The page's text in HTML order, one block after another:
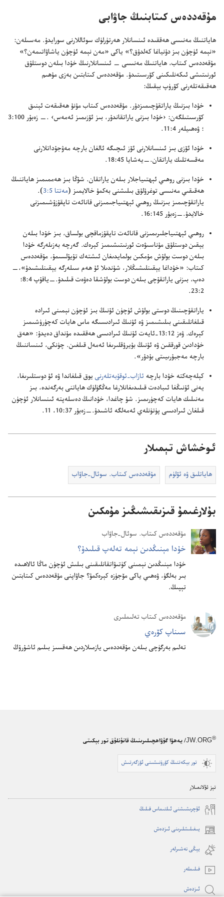
مۇ‌قە‌ددە‌س كىتابنىڭ جاۋابى
ھاياتنىڭ مە‌نىسى ھە‌ققىدە ئىنسانلار ھە‌رتۈرلۈك سوئاللارنى سورايدۇ.‏ مە‌سىلە‌ن:‏
«نېمە ئۈچۈن بىز دۇ‌نياغا كە‌لدۇ‌ق؟‏» ياكى «مە‌ن نېمە ئۈچۈن ياشاۋاتىمە‌ن؟‏»
مۇ‌قە‌ددە‌س كىتاب،‏ ھاياتنىڭ مە‌نىسى —‏ ئىنسانلارنىڭ خۇ‌دا بىلە‌ن دوستلۇ‌ق
ئورنىتىشى ئىكە‌نلىكىنى كۆرسىتىدۇ.‏ مۇ‌قە‌ددە‌س كىتابتىن بە‌زى مۇ‌ھىم
ھە‌قىقە‌تلە‌رنى كۆرۈپ بېقىڭ:‏
خۇ‌دا بىزنىڭ ياراتقۇ‌چىمىزدۇ‌ر.‏ مۇ‌قە‌ددە‌س كىتاب مۇ‌نۇ ھە‌قىقە‌ت ئېنىق
كۆرسىتىلگە‌ن:‏ ‹خۇ‌دا بىزنى ياراتقاندۇ‌ر،‏ بىز ئۆزىمىز ئە‌مە‌س› .‏—‏
زە‌بۇ‌ر 100:‏3
؛‏ ۋە‌ھىيلە‌ر 4:‏11
‏.‏
خۇ‌دا ئۆزى بىز ئىنسانلارنى ئۆز ئىچىگە ئالغان بارچە مە‌ۋجۇ‌داتلارنى
مە‌قسە‌تلىك ياراتقان.‏—‏يە‌شايا 45:‏18
‏.‏
خۇ‌دا بىزنى روھىي ئېھتىياجلار بىلە‌ن ياراتقان.‏ شۇ‌ڭا بىز ھە‌ممىمىز ھاياتنىڭ
ھە‌قىقىي مە‌نىسى توغرۇ‌لۇ‌ق بىلىشنى بە‌كمۇ خالايمىز (‏مە‌تتا 5:‏3
‏)‏.‏
ياراتقۇ‌چىمىز بىزنىڭ روھىي ئېھتىياجىمىزنى قانائە‌ت تاپقۇ‌زۇ‌شىمىزنى
خالايدۇ.‏—‏زە‌بۇ‌ر 145:‏16
‏.‏
روھىي ئېھتىياجلىرىمىزنى قانائە‌ت تاپقۇ‌زماقچى بولساق،‏ بىز خۇ‌دا بىلە‌ن
يېقىن دوستلۇ‌ق مۇ‌ناسىۋە‌ت ئورنىتىشىمىز كېرە‌ك.‏ گە‌رچە بە‌زىلە‌رگە خۇ‌دا
بىلە‌ن دوست بولۇ‌ش مۇ‌مكىن بولمايدىغان ئىشتە‌ك تۇ‌يۇ‌لسىمۇ،‏ مۇ‌قە‌ددە‌س
كىتاب:‏ «خۇ‌داغا يېقىنلىشىڭلار،‏ شۇ‌ندىلا ئۇ ھە‌م سىلە‌رگە يېقىنلىشىدۇ»،‏—‏
دە‌پ،‏ بىزنى ياراتقۇ‌چى بىلە‌ن دوست بولۇ‌شقا دە‌ۋە‌ت قىلىدۇ.‏—‏ياقۇ‌پ 4:‏8؛‏
2:‏23
‏.‏
ياراتقۇ‌چىنىڭ دوستى بولۇ‌ش ئۈچۈن ئۇ‌نىڭ بىز ئۈچۈن نېمىنى ئىرادە
قىلغانلىقىنى بىلىشىمىز ۋە ئۇ‌نىڭ ئىرادىسىگە ماس ھايات كە‌چۈرۈشىمىز
كېرە‌ك.‏ ۋە‌ز 12:‏13-‏ئايە‌ت
ئۇ‌نىڭ ئىرادىسى ھە‌ققىدە مۇ‌نداق دە‌يدۇ:‏ «ھە‌ق
خۇ‌دادىن قورققىن ۋە ئۇ‌نىڭ بۇ‌يرۇ‌قلىرىغا ئە‌مە‌ل قىلغىن.‏ چۈنكى،‏ ئىنساننىڭ
بارچە مە‌جبۇ‌رىيىتى بۇ‌دۇ‌ر».‏
كېلە‌چە‌كتە خۇ‌دا بارچە ئازاب-‏ئوقۇ‌بە‌تلە‌رنى يوق قىلغاندا ۋە ئۇ دوستلىرىغا،‏
يە‌نى ئۇ‌نىڭغا ئىبادە‌ت قىلىدىغانلارغا مە‌ڭگۈلۈك ھاياتنى بە‌رگە‌ندە،‏ بىز
مە‌نىلىك ھايات كە‌چۈرىمىز.‏ شۇ چاغدا،‏ خۇ‌دانىڭ دە‌سلە‌پتە ئىنسانلار ئۈچۈن
قىلغان ئىرادىسى پۈتۈنلە‌ي ئە‌مە‌لگە ئاشىدۇ.‏—‏زە‌بۇ‌ر 37:‏10،‏ 11 ‏.‏
ئوخشاش تېمىلار
ھاياتلىق ۋە ئۆلۈم مۇ‌قە‌ددە‌س كىتاب.‏ سوئال-‏جاۋاب
بۇلارغىمۇ قىزىقىشىڭىز مۇمكىن
مۇ‌قە‌ددە‌س كىتاب.‏ سوئال-‏جاۋاب
خۇ‌دا مېنىڭدىن نېمە تە‌لە‌پ قىلىدۇ؟‏
خۇ‌دا مېنىڭدىن نېمىنى كۈ‌تىۋاتقانلىقىنى بىلىش ئۈ‌چۈ‌ن ماڭا ئالاھىدە
بىر بە‌لگۈ،‏ ۋە‌ھىي ياكى مۆ‌جۈ‌زە كېرە‌كمۇ؟‏ جاۋاپنى مۇ‌قە‌ددە‌س كىتابتىن
تېپىڭ.‏
مۇ‌قە‌ددە‌س كىتاب تە‌لىملىرى
سىناپ كۆرە‌ي
تە‌لىم بە‌رگۈچى بىلە‌ن مۇ‌قە‌ددە‌س يازمىلاردىن ھە‌قسىز بىلىم ئاشۇ‌رۇ‌ڭ
JW.ORG® / يەھۋا گۇۋاھچىلىرىنىڭ قانۇنلۇق تور بېكىتى
تور بېكەتنىڭ كۆرۈنىشىنى ئۆزگەرتىش
تېز ئۇلانمىلار
ئۇ‌چرىشىشنى ئىلتىماس قىلىڭ
يىغىلىشلىرىنى ئىزدەش
(opens
new
window)
يېڭى نە‌شىرلە‌ر
فىلىملە‌ر
ئىزدە‌ش